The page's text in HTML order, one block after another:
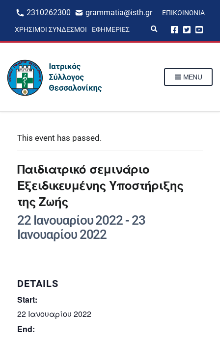
2310262300 grammatia@isth.gr ΕΠΙΚΟΙΝΩΝΊΑ
ΧΡΉΣΙΜΟΙ ΣΎΝΔΕΣΜΟΙ ΕΦΗΜΕΡΊΕΣ
p
MENU
This event has passed.
Παιδιατρικό σεμινάριο
Εξειδικευμένης Υποστήριξης
της Ζωής
22 Ιανουαρίου 2022 - 23
Ιανουαρίου 2022
DETAILS
Start:
22 Ιανουαρίου 2022
End: